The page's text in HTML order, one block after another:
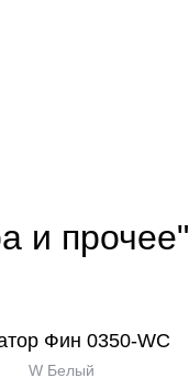
и прочее"
Фин 0350-WC
W Белый